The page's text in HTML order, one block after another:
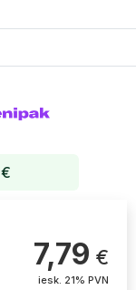
€
7,79 €
iesk. 21% PVN